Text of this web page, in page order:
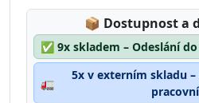
📦 Lagerstatus:
Dostupnost a
✅ 9x skladem – Odeslání
🚛
5x v externím skladu –